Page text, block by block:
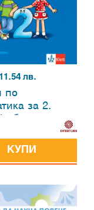
лв.
по
за 2.
КУПИ